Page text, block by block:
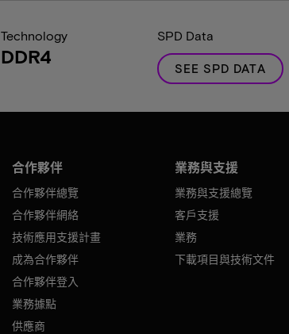
Technology
DDR4
SPD Data
SEE SPD DATA
合作夥伴
合作夥伴總覽
合作夥伴網絡
技術應用支援計畫
成為合作夥伴
合作夥伴登入
業務據點
供應商
業務與支援
業務與支援總覽
客戶支援
業務
下載項目與技術文件